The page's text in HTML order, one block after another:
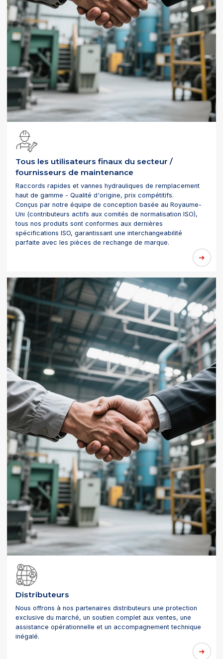
Tous les utilisateurs finaux du secteur /
fournisseurs de maintenance
Raccords rapides et vannes hydrauliques de remplacement
haut de gamme - Qualité d'origine, prix compétitifs.
Conçus par notre équipe de conception basée au Royaume-
Uni (contributeurs actifs aux comités de normalisation ISO),
tous nos produits sont conformes aux dernières
spécifications ISO, garantissant une interchangeabilité
parfaite avec les pièces de rechange de marque.
Distributeurs
Nous offrons à nos partenaires distributeurs une protection
exclusive du marché, un soutien complet aux ventes, une
assistance opérationnelle et un accompagnement technique
inégalé.